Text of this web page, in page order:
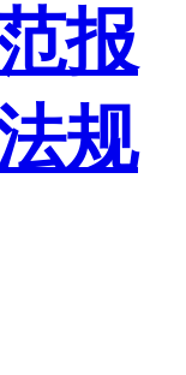
报
规